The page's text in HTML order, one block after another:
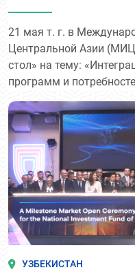
образования и
21 мая т. г. в
Центральной Азии
стол» на тему:
программ и
российском
к управлению
УЗБЕКИСТАН